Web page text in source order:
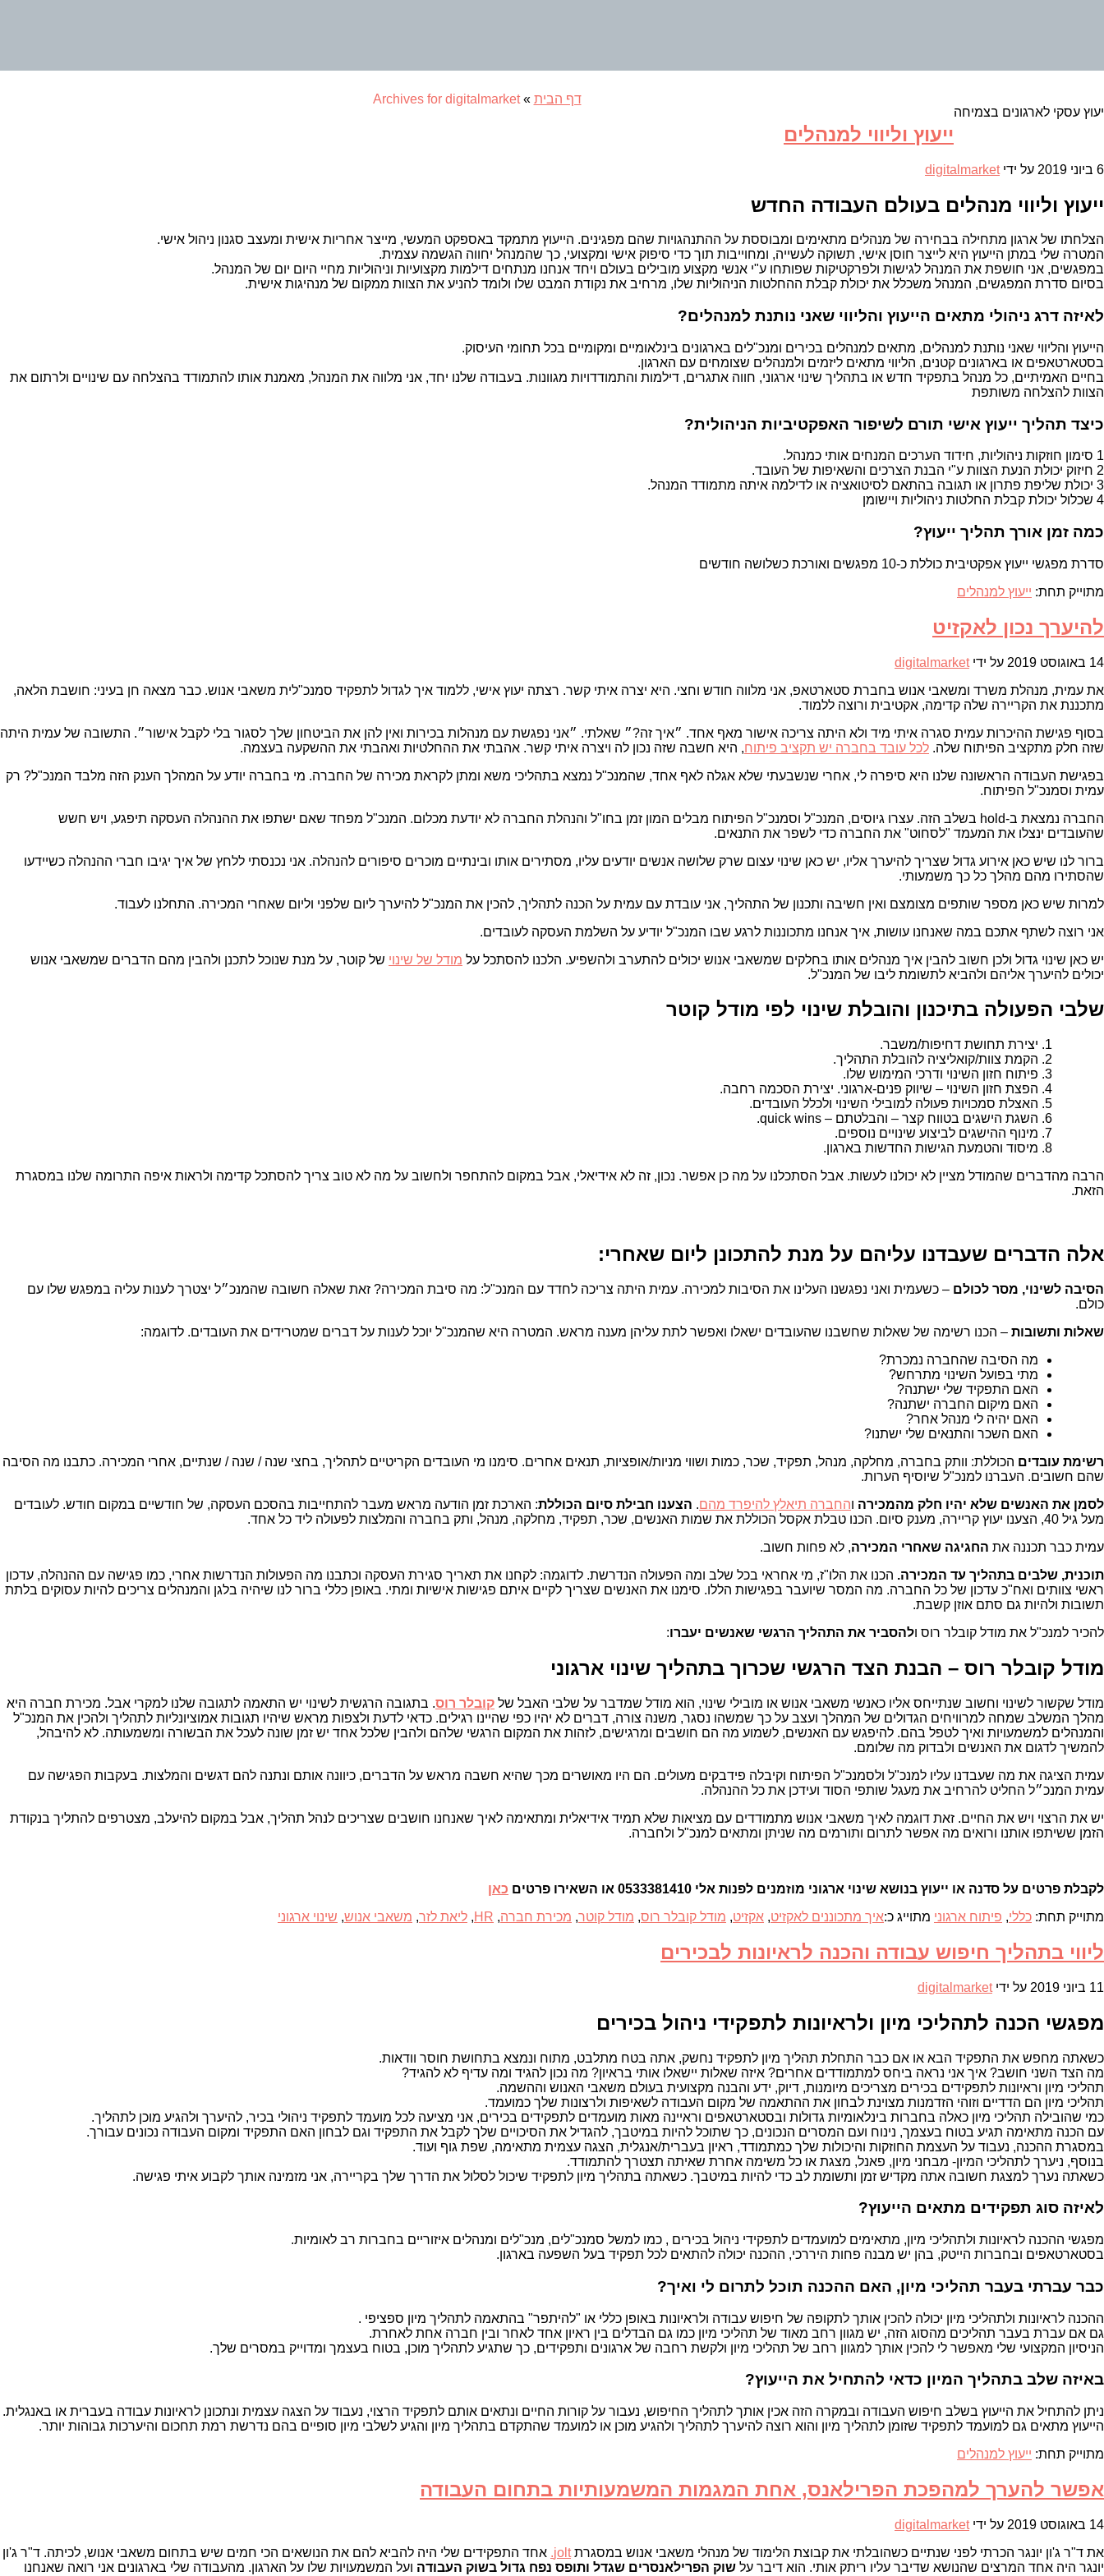
יעוץ עסקי לארגונים בצמיחה
דף הבית »
Archives for digitalmarket
ייעוץ וליווי למנהלים
6 ביוני 2019 על ידיdigitalmarket
ייעוץ וליווי מנהלים בעולם העבודה החדש
הצלחתו של ארגון מתחילה בבחירה של מנהלים מתאימים ומבוססת על ההתנהגויות שהם מפגינים. הייעוץ מתמקד באספקט המעשי, מייצר אחריות אישית ומעצב סגנון ניהול אישי.
המטרה שלי במתן הייעוץ היא לייצר חוסן אישי, תשוקה לעשייה, ומחוייבות תוך כדי סיפוק אישי ומקצועי, כך שהמנהל יחווה הגשמה עצמית.
במפגשים, אני חושפת את המנהל לגישות ולפרקטיקות שפותחו ע"י אנשי מקצוע מובילים בעולם ויחד אנחנו מנתחים דילמות מקצועיות וניהוליות מחיי היום יום של המנהל.
בסיום סדרת המפגשים, המנהל משכלל את יכולת קבלת ההחלטות הניהוליות שלו, מרחיב את נקודת המבט שלו ולומד להניע את הצוות ממקום של מנהיגות אישית.
לאיזה דרג ניהולי מתאים הייעוץ והליווי שאני נותנת למנהלים?
הייעוץ והליווי שאני נותנת למנהלים, מתאים למנהלים בכירים ומנכ"לים בארגונים בינלאומיים ומקומיים בכל תחומי העיסוק.
בסטארטאפים או בארגונים קטנים, הליווי מתאים ליזמים ולמנהלים שצומחים עם הארגון.
בחיים האמיתיים, כל מנהל בתפקיד חדש או בתהליך שינוי ארגוני, חווה אתגרים, דילמות והתמודדויות מגוונות. בעבודה שלנו יחד, אני מלווה את המנהל, מאמנת אותו להתמודד בהצלחה עם שינויים ולרתום את
הצוות להצלחה משותפת
כיצד תהליך ייעוץ אישי תורם לשיפור האפקטיביות הניהולית?
1 סימון חוזקות ניהוליות, חידוד הערכים המנחים אותי כמנהל.
2 חיזוק יכולת הנעת הצוות ע"י הבנת הצרכים והשאיפות של העובד.
3 יכולת שליפת פתרון או תגובה בהתאם לסיטואציה או לדילמה איתה מתמודד המנהל.
4 שכלול יכולת קבלת החלטות ניהוליות ויישומן
כמה זמן אורך תהליך ייעוץ?
סדרת מפגשי ייעוץ אפקטיבית כוללת כ-10 מפגשים ואורכת כשלושה חודשים
מתוייק תחת: ייעוץ למנהלים
להיערך נכון לאקזיט
14 באוגוסט 2019 על ידיdigitalmarket
את עמית, מנהלת משרד ומשאבי אנוש בחברת סטארטאפ, אני מלווה חודש וחצי. היא יצרה איתי קשר. רצתה יעוץ אישי, ללמוד איך לגדול לתפקיד סמנכ"לית משאבי אנוש. כבר מצאה חן בעיני: חושבת הלאה,
מתכננת את הקריירה שלה קדימה, אקטיבית ורוצה ללמוד.
בסוף פגישת ההיכרות עמית סגרה איתי מיד ולא היתה צריכה אישור מאף אחד. ״איך זה?״ שאלתי. ״אני נפגשת עם מנהלות בכירות ואין להן את הביטחון שלך לסגור בלי לקבל אישור״. התשובה של עמית היתה
שזה חלק מתקציב הפיתוח שלה. לכל עובד בחברה יש תקציב פיתוח, היא חשבה שזה נכון לה ויצרה איתי קשר. אהבתי את ההחלטיות ואהבתי את ההשקעה בעצמה.
בפגישת העבודה הראשונה שלנו היא סיפרה לי, אחרי שנשבעתי שלא אגלה לאף אחד, שהמנכ"ל נמצא בתהליכי משא ומתן לקראת מכירה של החברה. מי בחברה יודע על המהלך הענק הזה מלבד המנכ"ל? רק
עמית וסמנכ"ל הפיתוח.
החברה נמצאת ב-hold בשלב הזה. עצרו גיוסים, המנכ"ל וסמנכ"ל הפיתוח מבלים המון זמן בחו"ל והנהלת החברה לא יודעת מכלום. המנכ"ל מפחד שאם ישתפו את ההנהלה העסקה תיפגע, ויש חשש
שהעובדים ינצלו את המעמד "לסחוט" את החברה כדי לשפר את התנאים.
ברור לנו שיש כאן אירוע גדול שצריך להיערך אליו, יש כאן שינוי עצום שרק שלושה אנשים יודעים עליו, מסתירים אותו ובינתיים מוכרים סיפורים להנהלה. אני נכנסתי ללחץ של איך יגיבו חברי ההנהלה כשיידעו
שהסתירו מהם מהלך כל כך משמעותי.
למרות שיש כאן מספר שותפים מצומצם ואין חשיבה ותכנון של התהליך, אני עובדת עם עמית על הכנה לתהליך, להכין את המנכ"ל להיערך ליום שלפני וליום שאחרי המכירה. התחלנו לעבוד.
אני רוצה לשתף אתכם במה שאנחנו עושות, איך אנחנו מתכוננות לרגע שבו המנכ"ל יודיע על השלמת העסקה לעובדים.
יש כאן שינוי גדול ולכן חשוב להבין איך מנהלים אותו בחלקים שמשאבי אנוש יכולים להתערב ולהשפיע. הלכנו להסתכל על מודל של שינוי של קוטר, על מנת שנוכל לתכנן ולהבין מהם הדברים שמשאבי אנוש
יכולים להיערך אליהם ולהביא לתשומת ליבו של המנכ"ל.
שלבי הפעולה בתיכנון והובלת שינוי לפי מודל קוטר
יצירת תחושת דחיפות/משבר.
הקמת צוות/קואליציה להובלת התהליך.
פיתוח חזון השינוי ודרכי המימוש שלו.
הפצת חזון השינוי – שיווק פנים-ארגוני. יצירת הסכמה רחבה.
האצלת סמכויות פעולה למובילי השינוי ולכלל העובדים.
השגת הישגים בטווח קצר – והבלטתם – quick wins.
מינוף ההישגים לביצוע שינויים נוספים.
מיסוד והטמעת הגישות החדשות בארגון.
הרבה מהדברים שהמודל מציין לא יכולנו לעשות. אבל הסתכלנו על מה כן אפשר. נכון, זה לא אידיאלי, אבל במקום להתחפר ולחשוב על מה לא טוב צריך להסתכל קדימה ולראות איפה התרומה שלנו במסגרת
הזאת.
אלה הדברים שעבדנו עליהם על מנת להתכונן ליום שאחרי:
הסיבה לשינוי, מסר לכולם – כשעמית ואני נפגשנו העלינו את הסיבות למכירה. עמית היתה צריכה לחדד עם המנכ"ל: מה סיבת המכירה? זאת שאלה חשובה שהמנכ״ל יצטרך לענות עליה במפגש שלו עם
כולם.
שאלות ותשובות – הכנו רשימה של שאלות שחשבנו שהעובדים ישאלו ואפשר לתת עליהן מענה מראש. המטרה היא שהמנכ"ל יוכל לענות על דברים שמטרידים את העובדים. לדוגמה:
מה הסיבה שהחברה נמכרת?
מתי בפועל השינוי מתרחש?
האם התפקיד שלי ישתנה?
האם מיקום החברה ישתנה?
האם יהיה לי מנהל אחר?
האם השכר והתנאים שלי ישתנו?
רשימת עובדים הכוללת: וותק בחברה, מחלקה, מנהל, תפקיד, שכר, כמות ושווי מניות/אופציות, תנאים אחרים. סימנו מי העובדים הקריטיים לתהליך, בחצי שנה / שנה / שנתיים, אחרי המכירה. כתבנו מה הסיבה
שהם חשובים. העברנו למנכ"ל שיוסיף הערות.
לסמן את האנשים שלא יהיו חלק מהמכירה והחברה תיאלץ להיפרד מהם. הצענו חבילת סיום הכוללת: הארכת זמן הודעה מראש מעבר להתחייבות בהסכם העסקה, של חודשיים במקום חודש. לעובדים
מעל גיל 40, הצענו יעוץ קריירה, מענק סיום. הכנו טבלת אקסל הכוללת את שמות האנשים, שכר, תפקיד, מחלקה, מנהל, ותק בחברה והמלצות לפעולה ליד כל אחד.
עמית כבר תכננה את החגיגה שאחרי המכירה, לא פחות חשוב.
תוכנית, שלבים בתהליך עד המכירה. הכנו את הלו"ז, מי אחראי בכל שלב ומה הפעולה הנדרשת. לדוגמה: לקחנו את תאריך סגירת העסקה וכתבנו מה הפעולות הנדרשות אחרי, כמו פגישה עם ההנהלה, עדכון
ראשי צוותים ואח"כ עדכון של כל החברה. מה המסר שיועבר בפגישות הללו. סימנו את האנשים שצריך לקיים איתם פגישות אישיות ומתי. באופן כללי ברור לנו שיהיה בלגן והמנהלים צריכים להיות עסוקים בלתת
תשובות ולהיות גם סתם אוזן קשבת.
להכיר למנכ"ל את מודל קובלר רוס ולהסביר את התהליך הרגשי שאנשים יעברו:
מודל קובלר רוס – הבנת הצד הרגשי שכרוך בתהליך שינוי ארגוני
מודל שקשור לשינוי וחשוב שנתייחס אליו כאנשי משאבי אנוש או מובילי שינוי, הוא מודל שמדבר על שלבי האבל של קובלר רוס. בתגובה הרגשית לשינוי יש התאמה לתגובה שלנו למקרי אבל. מכירת חברה היא
מהלך המשלב שמחה למרוויחים הגדולים של המהלך ועצב על כך שמשהו נסגר, משנה צורה, דברים לא יהיו כפי שהיינו רגילים. כדאי לדעת ולצפות מראש שיהיו תגובות אמוציונליות לתהליך ולהכין את המנכ"ל
והמנהלים למשמעויות ואיך לטפל בהם. להיפגש עם האנשים, לשמוע מה הם חושבים ומרגישים, לזהות את המקום הרגשי שלהם ולהבין שלכל אחד יש זמן שונה לעכל את הבשורה ומשמעותה. לא להיבהל,
להמשיך לדגום את האנשים ולבדוק מה שלומם.
עמית הציגה את מה שעבדנו עליו למנכ"ל ולסמנכ"ל הפיתוח וקיבלה פידבקים מעולים. הם היו מאושרים מכך שהיא חשבה מראש על הדברים, כיוונה אותם ונתנה להם דגשים והמלצות. בעקבות הפגישה עם
עמית המנכ״ל החליט להרחיב את מעגל שותפי הסוד ועידכן את כל ההנהלה.
יש את הרצוי ויש את החיים. זאת דוגמה לאיך משאבי אנוש מתמודדים עם מציאות שלא תמיד אידיאלית ומתאימה לאיך שאנחנו חושבים שצריכים לנהל תהליך, אבל במקום להיעלב, מצטרפים להתליך בנקודת
הזמן ששיתפו אותנו ורואים מה אפשר לתרום ותורמים מה שניתן ומתאים למנכ"ל ולחברה.
לקבלת פרטים על סדנה או ייעוץ בנושא שינוי ארגוני מוזמנים לפנות אלי 0533381410 או השאירו פרטים
כאן
מתוייק תחת: כללי, פיתוח ארגוני מתוייג כ:איך מתכוננים לאקזיט, אקזיט, מודל קובלר רוס, מודל קוטר, מכירת חברה,
HR
, ליאת לזר, משאבי אנוש, שינוי ארגוני
ליווי בתהליך חיפוש עבודה והכנה לראיונות לבכירים
11 ביוני 2019 על ידיdigitalmarket
מפגשי הכנה לתהליכי מיון ולראיונות לתפקידי ניהול בכירים
כשאתה מחפש את התפקיד הבא או אם כבר התחלת תהליך מיון לתפקיד נחשק, אתה בטח מתלבט, מתוח ונמצא בתחושת חוסר וודאות.
מה הצד השני חושב? איך אני נראה ביחס למתמודדים אחרים? איזה שאלות יישאלו אותי בראיון? מה נכון להגיד ומה עדיף לא להגיד?
תהליכי מיון וראיונות לתפקידים בכירים מצריכים מיומנות, דיוק, ידע והבנה מקצועית בעולם משאבי האנוש וההשמה.
תהליכי מיון הם הדדיים וזוהי הזדמנות מצוינת לבחון את ההתאמה של מקום העבודה לשאיפות ולרצונות שלך כמועמד.
כמי שהובילה תהליכי מיון כאלה בחברות בינלאומיות גדולות ובסטארטאפים וראיינה מאות מועמדים לתפקידים בכירים, אני מציעה לכל מועמד לתפקיד ניהולי בכיר, להיערך ולהגיע מוכן לתהליך.
עם הכנה מתאימה תגיע בטוח בעצמך, נינוח ועם המסרים הנכונים, כך שתוכל להיות במיטבך, להגדיל את הסיכויים שלך לקבל את התפקיד וגם לבחון האם התפקיד ומקום העבודה נכונים עבורך.
במסגרת ההכנה, נעבוד על העצמת החוזקות והיכולות שלך כמתמודד, ראיון בעברית/אנגלית, הצגה עצמית מתאימה, שפת גוף ועוד.
בנוסף, ניערך לתהליכי המיון- מבחני מיון, פאנל, מצגת או כל משימה אחרת שאיתה תצטרך להתמודד.
כשאתה נערך למצגת חשובה אתה מקדיש זמן ותשומת לב כדי להיות במיטבך. כשאתה בתהליך מיון לתפקיד שיכול לסלול את הדרך שלך בקריירה, אני מזמינה אותך לקבוע איתי פגישה.
לאיזה סוג תפקידים מתאים הייעוץ?
מפגשי ההכנה לראיונות ולתהליכי מיון, מתאימים למועמדים לתפקידי ניהול בכירים , כמו למשל סמנכ"לים, מנכ"לים ומנהלים איזוריים בחברות רב לאומיות.
בסטארטאפים ובחברות הייטק, בהן יש מבנה פחות היררכי, ההכנה יכולה להתאים לכל תפקיד בעל השפעה בארגון.
כבר עברתי בעבר תהליכי מיון, האם ההכנה תוכל לתרום לי ואיך?
ההכנה לראיונות ולתהליכי מיון יכולה להכין אותך לתקופה של חיפוש עבודה ולראיונות באופן כללי או "להיתפר" בהתאמה לתהליך מיון ספציפי .
גם אם עברת בעבר תהליכים מהסוג הזה, יש מגוון רחב מאוד של תהליכי מיון כמו גם הבדלים בין ראיון אחד לאחר ובין חברה אחת לאחרת.
הניסיון המקצועי שלי מאפשר לי להכין אותך למגוון רחב של תהליכי מיון ולקשת רחבה של ארגונים ותפקידים, כך שתגיע לתהליך מוכן, בטוח בעצמך ומדוייק במסרים שלך.
באיזה שלב בתהליך המיון כדאי להתחיל את הייעוץ?
ניתן להתחיל את הייעוץ בשלב חיפוש העבודה ובמקרה הזה אכין אותך לתהליך החיפוש, נעבור על קורות החיים ונתאים אותם לתפקיד הרצוי, נעבוד על הצגה עצמית ונתכונן לראיונות עבודה בעברית או באנגלית.
הייעוץ מתאים גם למועמד לתפקיד שזומן לתהליך מיון והוא רוצה להיערך לתהליך ולהגיע מוכן או למועמד שהתקדם בתהליך מיון והגיע לשלבי מיון סופיים בהם נדרשת רמת תחכום והיערכות גבוהות יותר.
מתוייק תחת: ייעוץ למנהלים
אפשר להערך למהפכת הפרילאנס, אחת המגמות המשמעותיות בתחום העבודה
14 באוגוסט 2019 על ידיdigitalmarket
את ד"ר ג'ון יונגר הכרתי לפני שנתיים כשהובלתי את קבוצת הלימוד של מנהלי משאבי אנוש במסגרתjolt. אחד התפקידים שלי היה להביא להם את הנושאים הכי חמים שיש בתחום משאבי אנוש, לכיתה. ד"ר ג'ון
יונגר היה אחד המרצים שהנושא שדיבר עליו ריתק אותי. הוא דיבר על שוק הפרילאנסרים שגדל ותופס נפח גדול בשוק העבודה ועל המשמעויות שלו על הארגון. מהעבודה שלי בארגונים אני רואה שאנחנו